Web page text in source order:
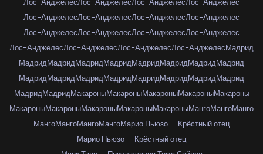
Лос-АнджелесЛос-АнджелесЛос-АнджелесЛос-Анджелес
Лос-АнджелесЛос-АнджелесЛос-АнджелесЛос-Анджелес
Лос-АнджелесЛос-АнджелесЛос-АнджелесЛос-Анджелес
Лос-АнджелесЛос-АнджелесЛос-АнджелесЛос-АнджелесМадрид
МадридМадридМадридМадридМадридМадридМадридМадрид
МадридМадридМадридМадридМадридМадридМадридМадрид
МадридМадридМакароныМакароныМакароныМакароныМакароны
МакароныМакароныМакароныМакароныМакароныМангоМангоМанго
МангоМангоМангоМангоМарио Пьюзо — Крёстный отец
Марио Пьюзо — Крёстный отец